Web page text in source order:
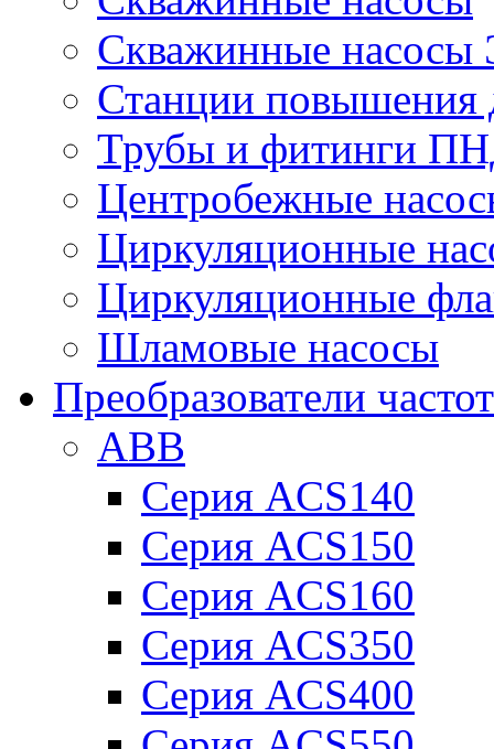
Скважинные
Станции повышения
Трубы и фитинги
Центробежные
Циркуляционные
Циркуляционные
Шламовые насосы
Преобразователи
ABB
Серия ACS140
Серия ACS150
Серия ACS160
Серия ACS350
Серия ACS400